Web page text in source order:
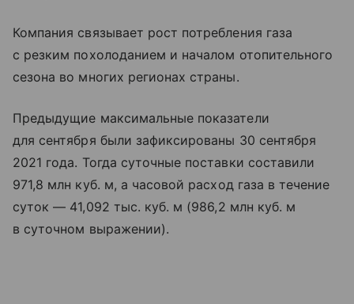
Компания связывает рост потребления газа
с резким похолоданием и началом отопительного
сезона во многих регионах страны.
Предыдущие максимальные показатели
для сентября были зафиксированы 30 сентября
2021 года. Тогда суточные поставки составили
971,8 млн куб. м, а часовой расход газа в течение
суток — 41,092 тыс. куб. м (986,2 млн куб. м
в суточном выражении).